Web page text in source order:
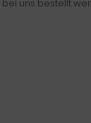
uns bestellt